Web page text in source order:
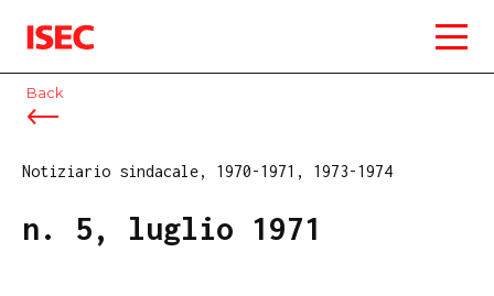
ISEC
Back
Notiziario sindacale, 1970-1971, 1973-1974
n. 5, luglio 1971